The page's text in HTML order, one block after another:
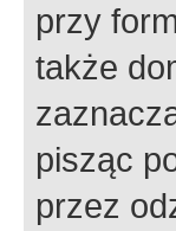
przy
także
pisząc
przez